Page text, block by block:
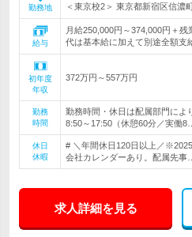
勤務地
＜東京校2＞ 東京都新宿区信濃
給与
月給250,000円～374,000円＋
代は基本給に加えて別途全額
初年度
年収
372万円～557万円
勤務
時間
勤務時間・休日は配属部門によ
8:50～17:50（休憩60分／実働8…
休日
休暇
# ＼年間休日120日以上／
会社カレンダーあり。配属先事…
求人詳細を見る